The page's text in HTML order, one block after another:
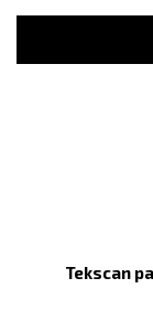
Tekscan